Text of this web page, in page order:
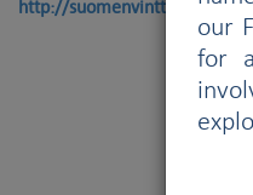
our
for
http://